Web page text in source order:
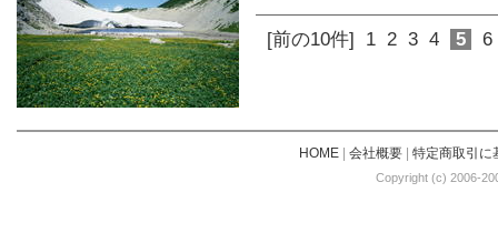
[前の10件] 1 2 3 4 5 6
HOME| 会社概要| 特定商取引に
Copyright (c) 2006-